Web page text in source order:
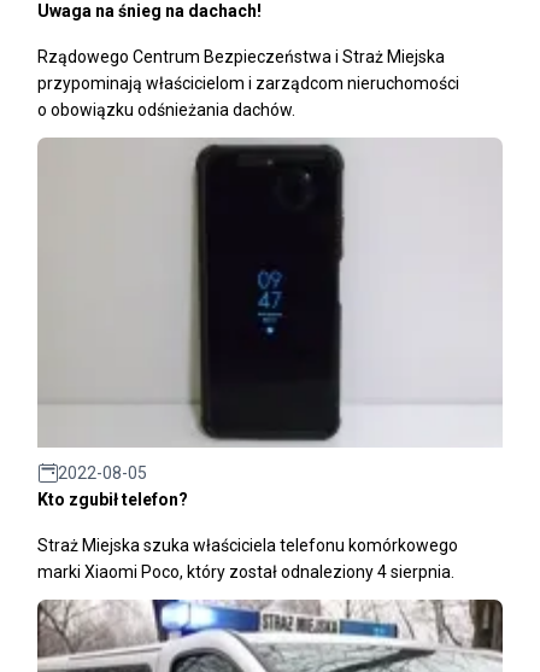
Uwaga na śnieg na dachach!
Rządowego Centrum Bezpieczeństwa i Straż Miejska
przypominają właścicielom i zarządcom nieruchomości
o obowiązku odśnieżania dachów.
2022-08-05
Kto zgubił telefon?
Straż Miejska szuka właściciela telefonu komórkowego
marki Xiaomi Poco, który został odnaleziony 4 sierpnia.